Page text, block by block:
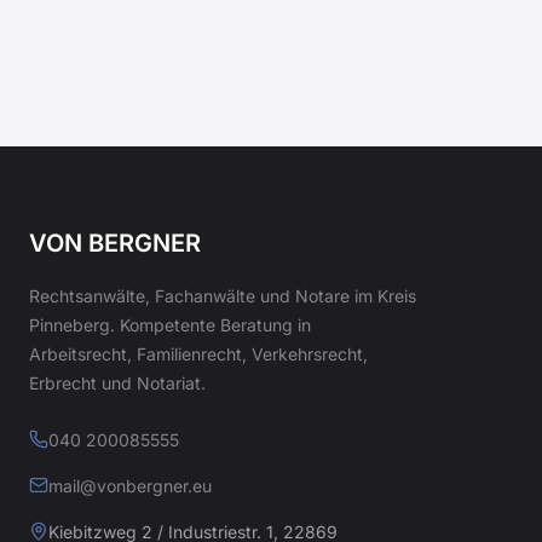
VON BERGNER
Rechtsanwälte, Fachanwälte und Notare im Kreis
Pinneberg. Kompetente Beratung in
Arbeitsrecht, Familienrecht, Verkehrsrecht,
Erbrecht und Notariat.
040 200085555
mail@vonbergner.eu
Kiebitzweg 2 / Industriestr. 1, 22869